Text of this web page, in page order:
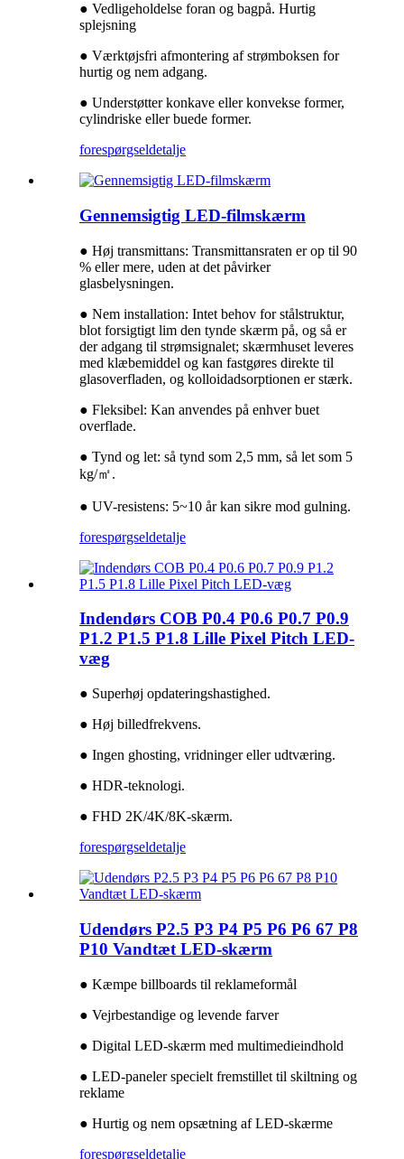
● Vedligeholdelse foran og bagpå. Hurtig
splejsning
● Værktøjsfri afmontering af strømboksen for
hurtig og nem adgang.
● Understøtter konkave eller konvekse former,
cylindriske eller buede former.
forespørgseldetalje
Gennemsigtig LED-filmskærm
● Høj transmittans: Transmittansraten er op til 90
% eller mere, uden at det påvirker
glasbelysningen.
● Nem installation: Intet behov for stålstruktur,
blot forsigtigt lim den tynde skærm på, og så er
der adgang til strømsignalet; skærmhuset leveres
med klæbemiddel og kan fastgøres direkte til
glasoverfladen, og kolloidadsorptionen er stærk.
● Fleksibel: Kan anvendes på enhver buet
overflade.
● Tynd og let: så tynd som 2,5 mm, så let som 5
kg/㎡.
● UV-resistens: 5~10 år kan sikre mod gulning.
forespørgseldetalje
Indendørs COB P0.4 P0.6 P0.7 P0.9
P1.2 P1.5 P1.8 Lille Pixel Pitch LED-
væg
● Superhøj opdateringshastighed.
● Høj billedfrekvens.
● Ingen ghosting, vridninger eller udtværing.
● HDR-teknologi.
● FHD 2K/4K/8K-skærm.
forespørgseldetalje
Udendørs P2.5 P3 P4 P5 P6 P6 67 P8
P10 Vandtæt LED-skærm
● Kæmpe billboards til reklameformål
● Vejrbestandige og levende farver
● Digital LED-skærm med multimedieindhold
● LED-paneler specielt fremstillet til skiltning og
reklame
● Hurtig og nem opsætning af LED-skærme
forespørgseldetalje